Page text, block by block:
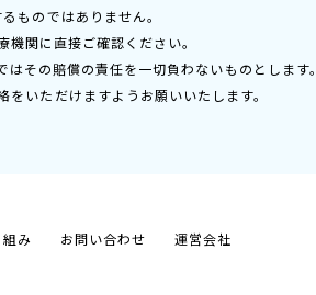
ものではありません。
関に直接ご確認ください。
その賠償の責任を一切負わないものとします。
をいただけますようお願いいたします。
み お問い合わせ 運営会社